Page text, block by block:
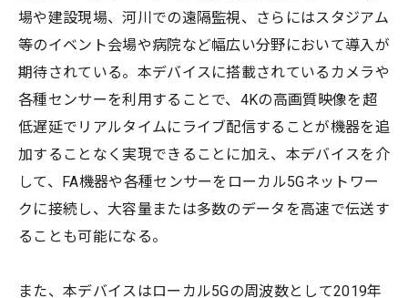
場や建設現場、河川での遠隔監視、さらにはスタジアム
等のイベント会場や病院など幅広い分野において導入が
期待されている。本デバイスに搭載されているカメラや
各種センサーを利用することで、4Kの高画質映像を超
低遅延でリアルタイムにライブ配信することが機器を追
加することなく実現できることに加え、本デバイスを介
して、FA機器や各種センサーをローカル5Gネットワー
クに接続し、大容量または多数のデータを高速で伝送す
ることも可能になる。
また、本デバイスはローカル5Gの周波数として2019年